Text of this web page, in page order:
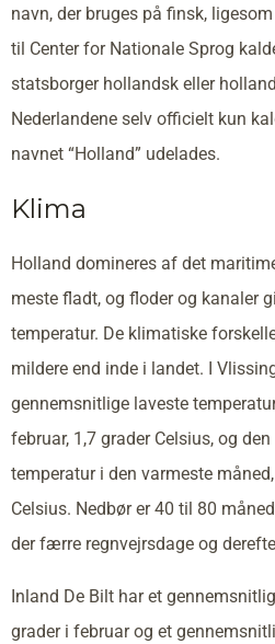
navn, der bruges på finsk,
til Center for Nationale Sprog
statsborger hollandsk eller
Nederlandene selv officielt kun
navnet “Holland” udelades.
Klima
Holland domineres af det
meste fladt, og floder og kanaler
temperatur. De klimatiske
mildere end inde i landet. I
gennemsnitlige laveste
februar, 1,7 grader Celsius, og
temperatur i den varmeste
Celsius. Nedbør er 40 til 80
der færre regnvejrsdage og
Inland De Bilt har et
grader i februar og et